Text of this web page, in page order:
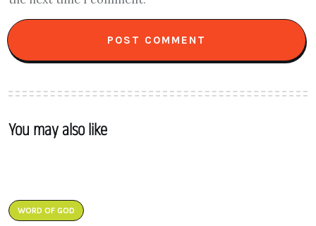
You may also like
WORD OF GOD